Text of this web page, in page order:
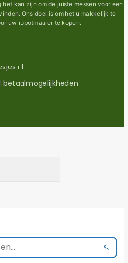
kan zijn om de juiste messen voor een
Ons doel is om het u makkelijk te
uw robotmaaier te kopen.